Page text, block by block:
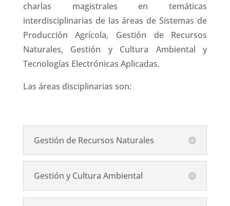
charlas magistrales en temáticas
interdisciplinarias de las áreas de Sistemas de
Producción Agrícola, Gestión de Recursos
Naturales, Gestión y Cultura Ambiental y
Tecnologías Electrónicas Aplicadas.
Las áreas disciplinarias son:
Gestión de Recursos Naturales
Gestión y Cultura Ambiental